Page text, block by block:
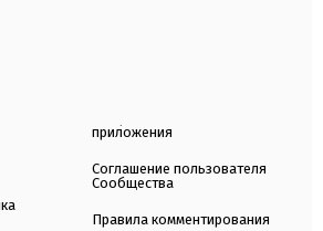
приложения
Соглашение пользователя
Сообщества
Правила комментирования